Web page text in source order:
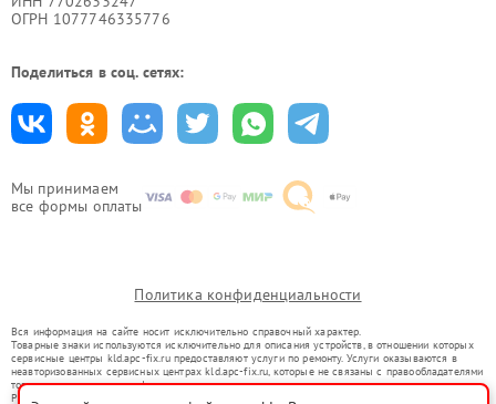
Мы принимаем
все формы оплаты
ОГРН 1077746335776
Поделиться в соц. сетях:
Политика конфиденциальности
Вся информация на сайте носит исключительно справочный характер.
Товарные знаки используются исключительно для описания устройств, в отношении которых
сервисные центры kld.apc-fix.ru предоставляют услуги по ремонту. Услуги оказываются в
неавторизованных сервисных центрах kld.apc-fix.ru, которые не связаны с правообладателями
товарных знаков или их официальными представителями.
Ремонт осуществляется для устройств, уже введенных в гражданский оборот в соответствии